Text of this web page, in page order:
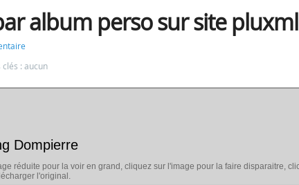
album perso sur site pluxml
clés : aucun